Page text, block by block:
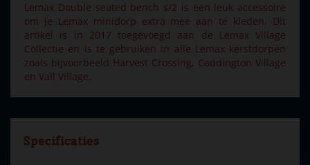
Lemax Double seated bench s/2 is een leuk accessoire
om je Lemax minidorp extra mee aan te kleden. Dit
artikel is in 2017 toegevoegd aan de Lemax Village
Collectie en is te gebruiken in alle Lemax kerstdorpen
zoals bijvoorbeeld Harvest Crossing, Caddington Village
en Vail Village.
Specificaties